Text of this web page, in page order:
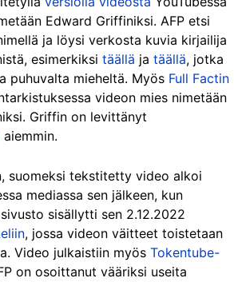
Edward Griffiniksi. AFP etsi
ja löysi verkosta kuvia kirjailija
esimerkiksi täällä ja täällä, jotka
puhuvalta mieheltä. Myös Full Factin
videon mies nimetään
Griffin on levittänyt
aiemmin.
suomeksi tekstitetty video alkoi
mediassa sen jälkeen, kun
sisällytti sen 2.12.2022
, jossa videon väitteet toistetaan
Video julkaistiin myös Tokentube-
on osoittanut vääriksi useita